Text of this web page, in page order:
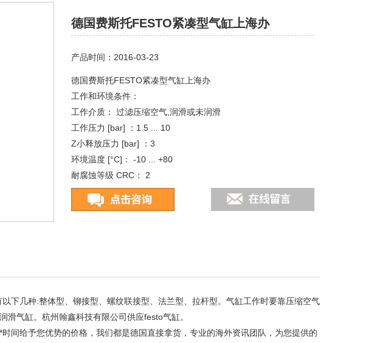
德国费斯托FESTO紧凑型气缸上海办
产品时间：2016-03-23
德国费斯托FESTO紧凑型气缸上海办
工作和环境条件：
工作介质： 过滤压缩空气,润滑或未润滑
工作压力 [bar] ：1.5 ... 10
Z小释放压力 [bar] ：3
环境温度 [°C]： -10 ... +80
耐腐蚀等级 CRC： 2
下几种:整体型、铆接型、螺纹联接型、法兰型、拉杆型。气缸工作时要靠压缩空气
滑气缸。杭州翰鑫科技有限公司供应festo气缸。
时间给予您优势的价格，我们都是德国直接拿货，专业的海外资讯团队，为您提供的